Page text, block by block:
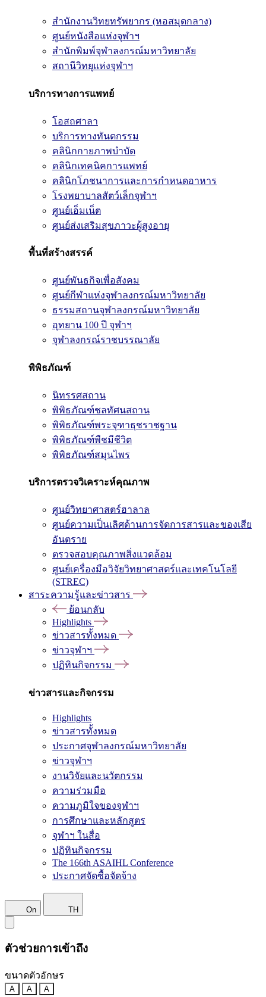
สำนักงานวิทยทรัพยากร (หอสมุดกลาง)
ศูนย์หนังสือแห่งจุฬาฯ
สำนักพิมพ์จุฬาลงกรณ์มหาวิทยาลัย
สถานีวิทยุแห่งจุฬาฯ
บริการทางการแพทย์
โอสถศาลา
บริการทางทันตกรรม
คลินิกกายภาพบำบัด
คลินิกเทคนิคการแพทย์
คลินิกโภชนาการและการกำหนดอาหาร
โรงพยาบาลสัตว์เล็กจุฬาฯ
ศูนย์เอ็มเน็ต
ศูนย์ส่งเสริมสุขภาวะผู้สูงอายุ
พื้นที่สร้างสรรค์
ศูนย์พันธกิจเพื่อสังคม
ศูนย์กีฬาแห่งจุฬาลงกรณ์มหาวิทยาลัย
ธรรมสถานจุฬาลงกรณ์มหาวิทยาลัย
อุทยาน 100 ปี จุฬาฯ
จุฬาลงกรณ์ราชบรรณาลัย
พิพิธภัณฑ์
นิทรรศสถาน
พิพิธภัณฑ์ชลทัศนสถาน
พิพิธภัณฑ์พระจุฑาธุชราชฐาน
พิพิธภัณฑ์พืชมีชีวิต
พิพิธภัณฑ์สมุนไพร
บริการตรวจวิเคราะห์คุณภาพ
ศูนย์วิทยาศาสตร์ฮาลาล
ศูนย์ความเป็นเลิศด้านการจัดการสารและของเสีย
อันตราย
ตรวจสอบคุณภาพสิ่งแวดล้อม
ศูนย์เครื่องมือวิจัยวิทยาศาสตร์และเทคโนโลยี
(STREC)
สาระความรู้และข่าวสาร
ย้อนกลับ
Highlights
ข่าวสารทั้งหมด
ข่าวจุฬาฯ
ปฏิทินกิจกรรม
ข่าวสารและกิจกรรม
Highlights
ข่าวสารทั้งหมด
ประกาศจุฬาลงกรณ์มหาวิทยาลัย
ข่าวจุฬาฯ
งานวิจัยและนวัตกรรม
ความร่วมมือ
ความภูมิใจของจุฬาฯ
การศึกษาและหลักสูตร
จุฬาฯ ในสื่อ
ปฏิทินกิจกรรม
The 166th ASAIHL Conference
ประกาศจัดซื้อจัดจ้าง
On TH
ตัวช่วยการเข้าถึง
ขนาดตัวอักษร
A A A